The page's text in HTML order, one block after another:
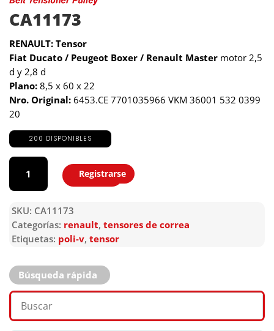
CA11173
RENAULT: Tensor
Fiat Ducato / Peugeot Boxer / Renault Master motor 2,5
d y 2,8 d
Plano: 8,5 x 60 x 22
Nro. Original: 6453.CE 7701035966 VKM 36001 532 0399
20
200 DISPONIBLES
CA11173
cantidad
Agregar
Registrarse
SKU: CA11173
Categorías: renault, tensores de correa
Etiquetas: poli-v, tensor
Búsqueda rápida